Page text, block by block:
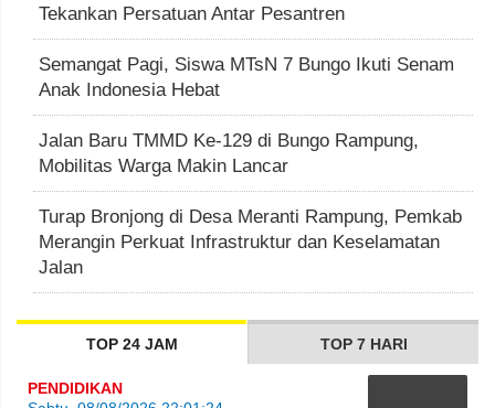
Tekankan Persatuan Antar Pesantren
Semangat Pagi, Siswa MTsN 7 Bungo Ikuti Senam
Anak Indonesia Hebat
Jalan Baru TMMD Ke-129 di Bungo Rampung,
Mobilitas Warga Makin Lancar
Turap Bronjong di Desa Meranti Rampung, Pemkab
Merangin Perkuat Infrastruktur dan Keselamatan
Jalan
TOP 24 JAM TOP 7 HARI
PENDIDIKAN